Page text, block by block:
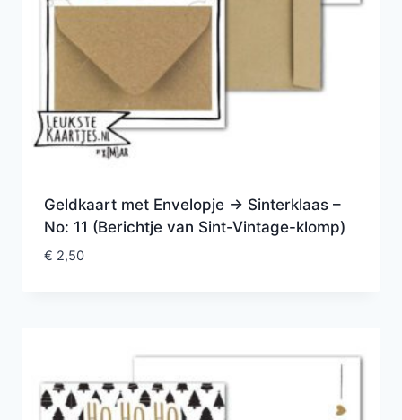
Geldkaart met Envelopje -> Sinterklaas –
No: 11 (Berichtje van Sint-Vintage-klomp)
€ 2,50